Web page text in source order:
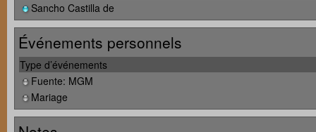
Sancho Castilla de
Événements personnels
Type d’événements
Fuente: MGM
Mariage